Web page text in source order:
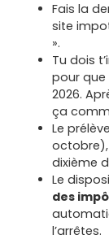
Fais la
site
».
Tu dois
pour que
2026.
ça
Le
dixième
Le
des
l’arrêtes.